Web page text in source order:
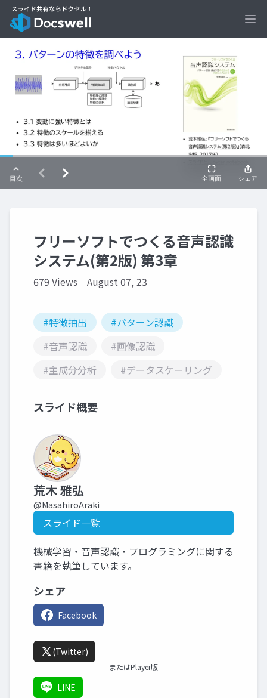
フリーソフトでつくる音声認識
システム(第2版) 第3章
679 Views August 07, 23
#特徴抽出
#パターン認識
#音声認識
#画像認識
#主成分分析
#データスケーリング
スライド概要
荒木 雅弘
@MasahiroAraki
スライド一覧
機械学習・音声認識・プログラミングに関する
書籍を執筆しています。
シェア
Facebook
(Twitter)
またはPlayer版
LINE